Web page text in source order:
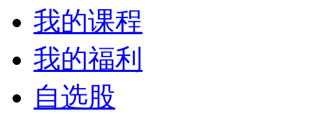
我的课程
我的福利
自选股